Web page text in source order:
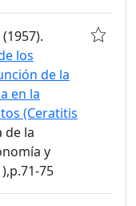
los
de la
en la
(Ceratitis
de la
y
75